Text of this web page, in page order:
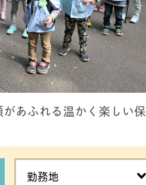
あふれる温かく楽しい保
勤務地